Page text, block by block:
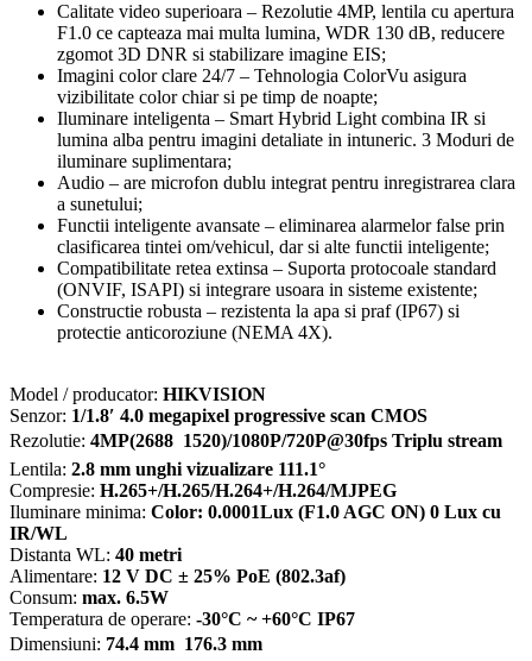
HIKVISION
DS-
2CD2047G3-
LI2UY-
2.8mm
Calitate video superioara – Rezolutie 4MP, lentila cu apertura
F1.0 ce capteaza mai multa lumina, WDR 130 dB, reducere
zgomot 3D DNR si stabilizare imagine EIS;
Imagini color clare 24/7 – Tehnologia ColorVu asigura
vizibilitate color chiar si pe timp de noapte;
Iluminare inteligenta – Smart Hybrid Light combina IR si
lumina alba pentru imagini detaliate in intuneric. 3 Moduri de
iluminare suplimentara;
Audio – are microfon dublu integrat pentru inregistrarea clara
a sunetului;
Functii inteligente avansate – eliminarea alarmelor false prin
clasificarea tintei om/vehicul, dar si alte functii inteligente;
Compatibilitate retea extinsa – Suporta protocoale standard
(ONVIF, ISAPI) si integrare usoara in sisteme existente;
Constructie robusta – rezistenta la apa si praf (IP67) si
protectie anticoroziune (NEMA 4X).
Model / producator: HIKVISION
Senzor: 1/1.8′ 4.0 megapixel progressive scan CMOS
Rezolutie: 4MP(2688  1520)/1080P/720P@30fps Triplu stream
Lentila: 2.8 mm unghi vizualizare 111.1°
Compresie: H.265+/H.265/H.264+/H.264/MJPEG
Iluminare minima: Color: 0.0001Lux (F1.0 AGC ON) 0 Lux cu
IR/WL
Distanta WL: 40 metri
Alimentare: 12 V DC ± 25% PoE (802.3af)
Consum: max. 6.5W
Temperatura de operare: -30°C ~ +60°C IP67
Dimensiuni: 74.4 mm  176.3 mm